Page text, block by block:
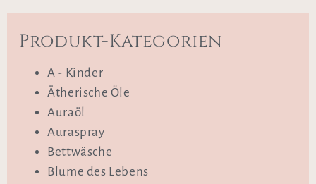
Produkt-Kategorien
A - Kinder
Ätherische Öle
Auraöl
Auraspray
Bettwäsche
Blume des Lebens